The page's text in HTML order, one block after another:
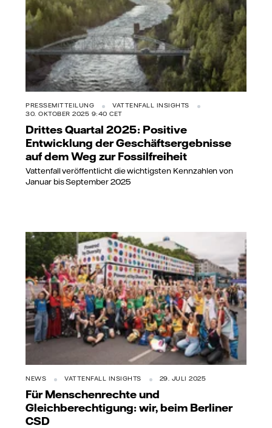
PRESSEMITTEILUNG
VATTENFALL INSIGHTS
30. OKTOBER 2025 9:40 CET
Drittes Quartal 2025: Positive
Entwicklung der Geschäftsergebnisse
auf dem Weg zur Fossilfreiheit
Vattenfall veröffentlicht die wichtigsten Kennzahlen von
Januar bis September 2025
NEWS VATTENFALL INSIGHTS 29. JULI 2025
Für Menschenrechte und
Gleichberechtigung: wir, beim Berliner
CSD